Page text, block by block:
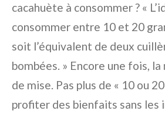
cacahuète à consommer ? «
consommer entre 10 et 20
soit l’équivalent de deux
bombées. » Encore une fois,
de mise. Pas plus de « 10 ou
profiter des bienfaits sans les